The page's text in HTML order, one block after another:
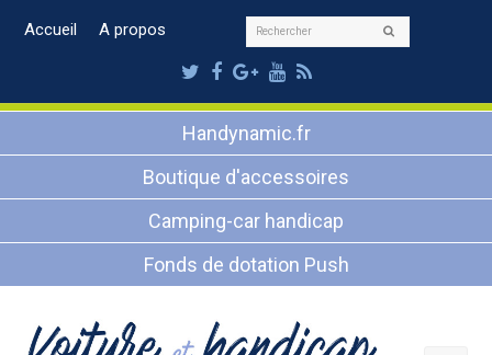
Accueil A propos Rechercher
Twitter
Facebook
Google
Plus
Youtube
RSS
Handynamic.fr
Boutique d'accessoires
Camping-car handicap
Fonds de dotation Push